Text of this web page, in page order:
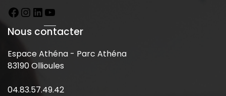
Nous contacter
Espace Athéna - Parc Athéna
83190 Ollioules
04.83.57.49.42